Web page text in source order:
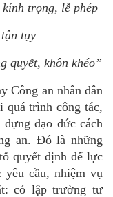
trọng, lễ phép
tụy
khôn khéo”
an nhân dân
quá trình công tác,
đạo đức cách
an. Đó là những
quyết định để lực
yêu cầu, nhiệm vụ
có lập trường tư